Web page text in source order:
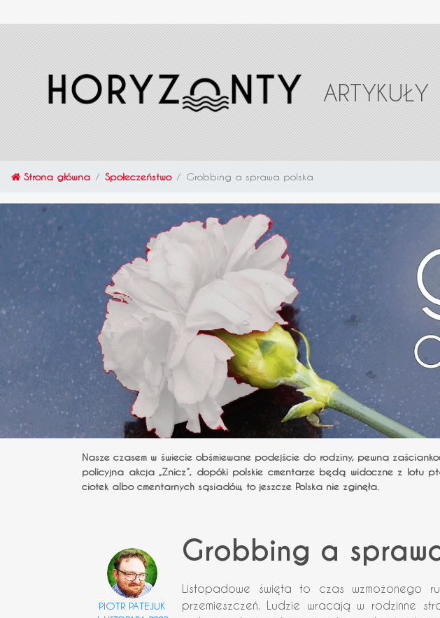
ARTYKUŁY
Strona główna Społeczeństwo Grobbing a sprawa polska
Nasze czasem w świecie obśmiewane podejście do rodziny, pewna
policyjna akcja „Znicz”, dopóki polskie cmentarze będą widoczne z lotu
ciotek albo cmentarnych sąsiadów, to jeszcze Polska nie zginęła.
PIOTR PATEJUK
Grobbing a
Listopadowe święta to czas wzmożonego
przemieszczeń. Ludzie wracają w rodzinne